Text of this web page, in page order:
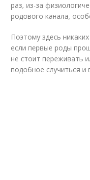
раз, из-за
родового канала,
Поэтому здесь
если первые роды
не стоит переживать
подобное случиться и